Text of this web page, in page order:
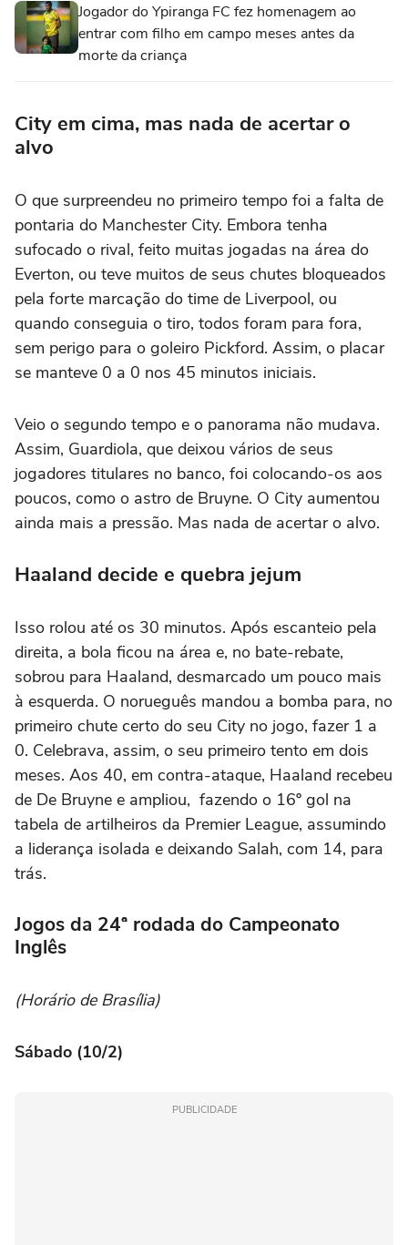
Jogador do Ypiranga FC fez homenagem ao
entrar com filho em campo meses antes da
morte da criança
City em cima, mas nada de acertar o
alvo
O que surpreendeu no primeiro tempo foi a falta de
pontaria do Manchester City. Embora tenha
sufocado o rival, feito muitas jogadas na área do
Everton, ou teve muitos de seus chutes bloqueados
pela forte marcação do time de Liverpool, ou
quando conseguia o tiro, todos foram para fora,
sem perigo para o goleiro Pickford. Assim, o placar
se manteve 0 a 0 nos 45 minutos iniciais.
Veio o segundo tempo e o panorama não mudava.
Assim, Guardiola, que deixou vários de seus
jogadores titulares no banco, foi colocando-os aos
poucos, como o astro de Bruyne. O City aumentou
ainda mais a pressão. Mas nada de acertar o alvo.
Haaland decide e quebra jejum
Isso rolou até os 30 minutos. Após escanteio pela
direita, a bola ficou na área e, no bate-rebate,
sobrou para Haaland, desmarcado um pouco mais
à esquerda. O norueguês mandou a bomba para, no
primeiro chute certo do seu City no jogo, fazer 1 a
0. Celebrava, assim, o seu primeiro tento em dois
meses. Aos 40, em contra-ataque, Haaland recebeu
de De Bruyne e ampliou, fazendo o 16º gol na
tabela de artilheiros da Premier League, assumindo
a liderança isolada e deixando Salah, com 14, para
trás.
Jogos da 24ª rodada do Campeonato
Inglês
(Horário de Brasília)
Sábado (10/2)
PUBLICIDADE